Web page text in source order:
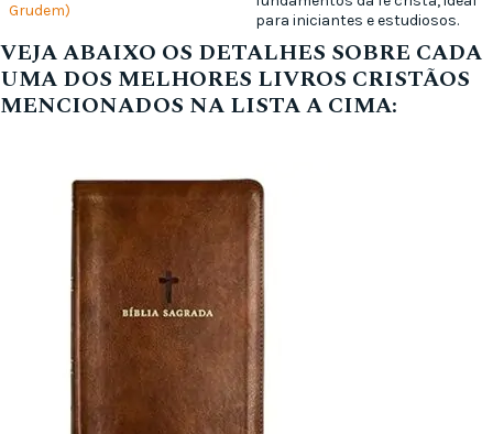
Grudem)
para iniciantes e estudiosos.
VEJA ABAIXO OS DETALHES SOBRE CADA
UMA DOS MELHORES LIVROS CRISTÃOS
MENCIONADOS NA LISTA A CIMA: